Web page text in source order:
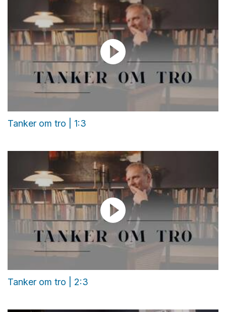
Tanker om tro | 1:3
Tanker om tro | 2:3